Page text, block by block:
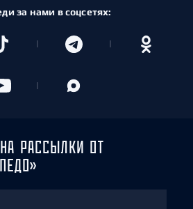
за нами в соцсетях:
РАССЫЛКИ ОТ